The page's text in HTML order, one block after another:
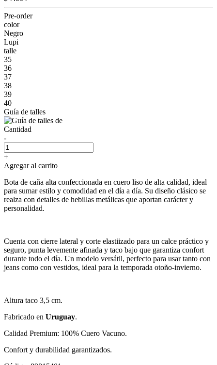
Pre-order
color
Negro
Lupi
talle
35
36
37
38
39
40
Guía de talles
Cantidad
-
+
Agregar al carrito
Bota de caña alta confeccionada en cuero liso de alta calidad, ideal
para sumar estilo y comodidad en el día a día. Su diseño clásico se
realza con detalles de hebillas metálicas que aportan carácter y
personalidad.
Cuenta con cierre lateral y corte elastiizado para un calce práctico y
seguro, punta levemente afinada y taco bajo que garantiza confort
durante todo el día. Un modelo versátil, perfecto para usar tanto con
jeans como con vestidos, ideal para la temporada otoño-invierno.
Altura taco 3,5 cm.
Fabricado en Uruguay.
Calidad Premium: 100% Cuero Vacuno.
Confort y durabilidad garantizados.